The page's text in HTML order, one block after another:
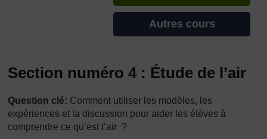
Autres cours
Section numéro 4 : Étude de l’air
Question clé: Comment utiliser les modèles, les
expériences et la discussion pour aider les élèves à
comprendre ce qu’est l’air ?